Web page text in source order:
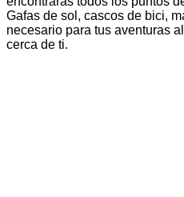
Gafas de sol, cascos de bici,
necesario para tus aventuras
cerca de ti.